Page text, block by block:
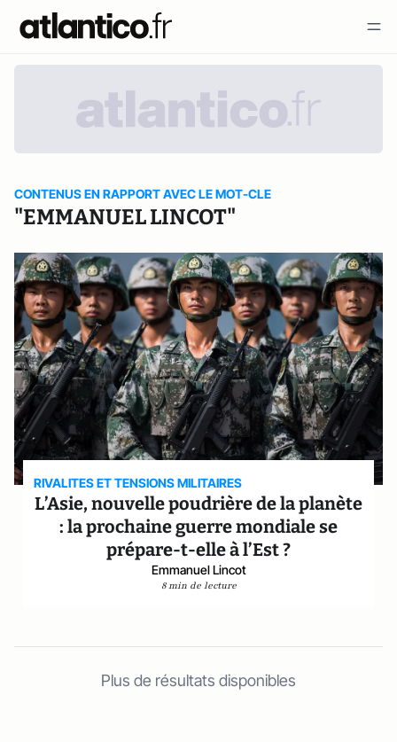
CONTENUS EN RAPPORT AVEC LE MOT-CLE
"EMMANUEL LINCOT"
RIVALITES ET TENSIONS MILITAIRES
L’Asie, nouvelle poudrière de la planète
: la prochaine guerre mondiale se
prépare-t-elle à l’Est ?
Emmanuel Lincot
8 min de lecture
Plus de résultats disponibles